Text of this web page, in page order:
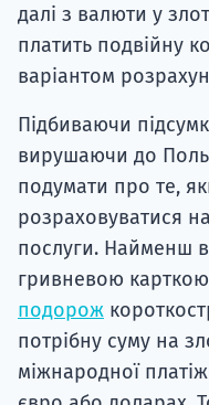
далі з валюти у
платить подвійну
варіантом
Підбиваючи
вирушаючи до
подумати про те,
розраховуватися на
послуги. Найменш
гривневою
подорож
потрібну суму на
міжнародної